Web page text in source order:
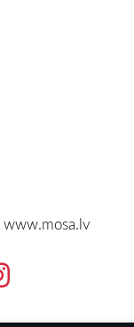
www.mosa.lv